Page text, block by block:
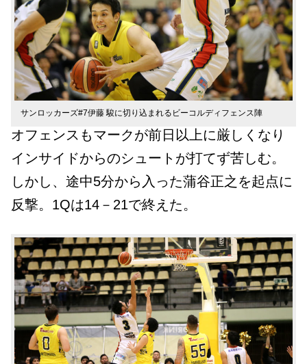
サンロッカーズ#7伊藤 駿に切り込まれるビーコルディフェンス陣
オフェンスもマークが前日以上に厳しくなり
インサイドからのシュートが打てず苦しむ。
しかし、途中5分から入った蒲谷正之を起点に
反撃。1Qは14－21で終えた。